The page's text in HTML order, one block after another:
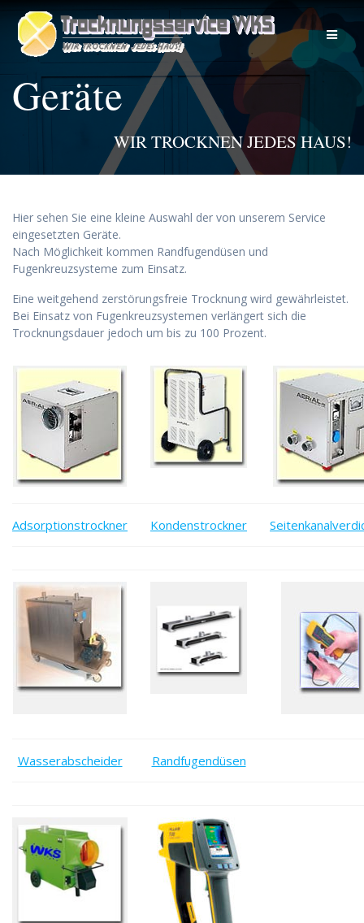
Zum
Inhalt
springen
Geräte
WIR TROCKNEN JEDES HAUS!
Hier sehen Sie eine kleine Auswahl der von unserem Service
eingesetzten Geräte.
Nach Möglichkeit kommen Randfugendüsen und
Fugenkreuzsysteme zum Einsatz.
Eine weitgehend zerstörungsfreie Trocknung wird gewährleistet.
Bei Einsatz von Fugenkreuzsystemen verlängert sich die
Trocknungsdauer jedoch um bis zu 100 Prozent.
Adsorptionstrockner Kondenstrockner
Wasserabscheider Randfugendüsen